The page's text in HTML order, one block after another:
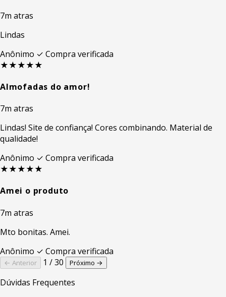
7m atras
Lindas
Anônimo ✓ Compra verificada
★★★★★
Almofadas do amor!
7m atras
Lindas! Site de confiança! Cores combinando. Material de
qualidade!
Anônimo ✓ Compra verificada
★★★★★
Amei o produto
7m atras
Mto bonitas. Amei.
Anônimo ✓ Compra verificada
← Anterior 1 / 30 Próximo →
Dúvidas Frequentes